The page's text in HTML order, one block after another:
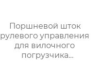
Поршневой шток
рулевого управления
для вилочного
погрузчика